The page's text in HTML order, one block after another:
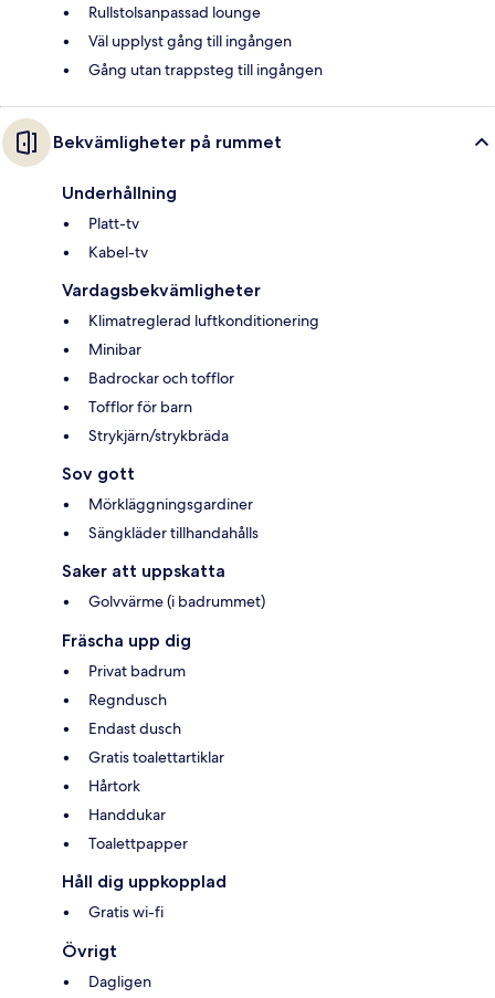
Rullstolsanpassad lounge
Väl upplyst gång till ingången
Gång utan trappsteg till ingången
Bekvämligheter på rummet
Underhållning
Platt-tv
Kabel-tv
Vardagsbekvämligheter
Klimatreglerad luftkonditionering
Minibar
Badrockar och tofflor
Tofflor för barn
Strykjärn/strykbräda
Sov gott
Mörkläggningsgardiner
Sängkläder tillhandahålls
Saker att uppskatta
Golvvärme (i badrummet)
Fräscha upp dig
Privat badrum
Regndusch
Endast dusch
Gratis toalettartiklar
Hårtork
Handdukar
Toalettpapper
Håll dig uppkopplad
Gratis wi-fi
Övrigt
Dagligen